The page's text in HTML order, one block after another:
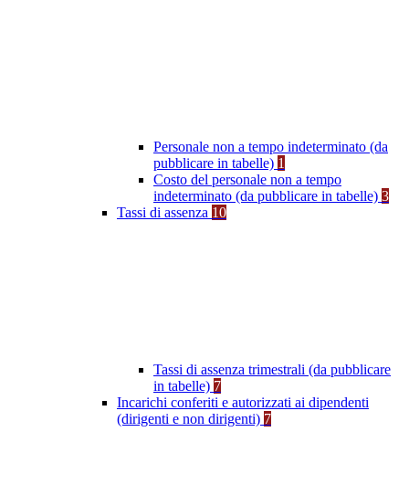
Personale non a tempo indeterminato (da
pubblicare in tabelle) 1
Costo del personale non a tempo
indeterminato (da pubblicare in tabelle) 3
Tassi di assenza 10
Tassi di assenza trimestrali (da pubblicare
in tabelle) 7
Incarichi conferiti e autorizzati ai dipendenti
(dirigenti e non dirigenti) 7